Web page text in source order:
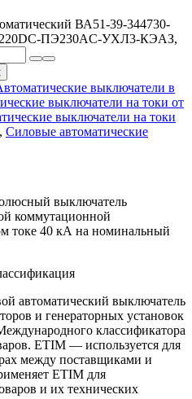
ВА51-39-344730-
ПЭ230AC-УХЛ3-КЭАЗ,
выключатели в
выключатели на токи от
выключатели на токи
, Силовые автоматические
выключатель
коммутационной
токе 40 кА на номинальный
автоматический выключатель
и генераторных установок
классификатора
ETIM — используется для
между поставщиками и
ETIM для
и их технических